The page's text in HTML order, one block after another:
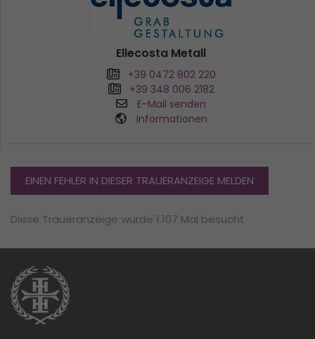
Ellecosta Metall
+39 0472 802 220
+39 348 006 2182
E-Mail senden
Informationen
EINEN FEHLER IN DIESER TRAUERANZEIGE MELDEN
Diese Traueranzeige wurde 1.107 Mal besucht